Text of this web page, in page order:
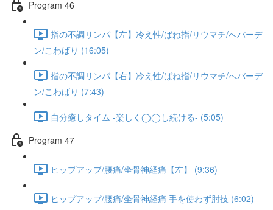
Program 46
指の不調リンパ【左】冷え性/ばね指/リウマチ/へバーデ
ン/こわばり (16:05)
指の不調リンパ【右】冷え性/ばね指/リウマチ/へバーデ
ン/こわばり (7:43)
自分癒しタイム -楽しく◯◯し続ける- (5:05)
Program 47
ヒップアップ/腰痛/坐骨神経痛【左】 (9:36)
ヒップアップ/腰痛/坐骨神経痛 手を使わず肘技 (6:02)